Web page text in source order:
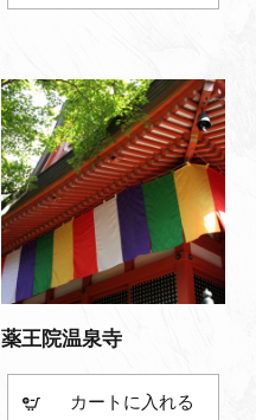
薬王院温泉寺
カート